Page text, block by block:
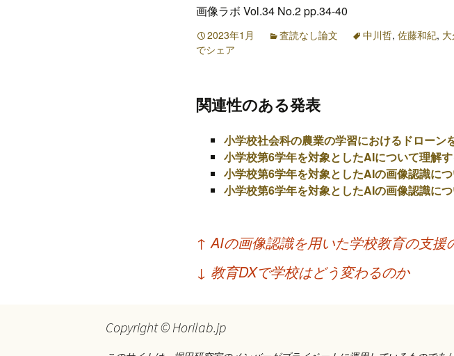
画像ラボ Vol.34 No.2 pp.34-40
2023年1月 査読なし論文 中川哲, 佐藤和紀,
でシェア
関連性のある発表
小学校社会科の農業の学習におけるドロー
小学校第6学年を対象としたAIについて理解
小学校第6学年を対象としたAIの画像認識に
小学校第6学年を対象としたAIの画像認識に
↑ AIの画像認識を用いた学校教育の支援
↓ 教育DXで学校はどう変わるのか
Copyright © Horilab.jp